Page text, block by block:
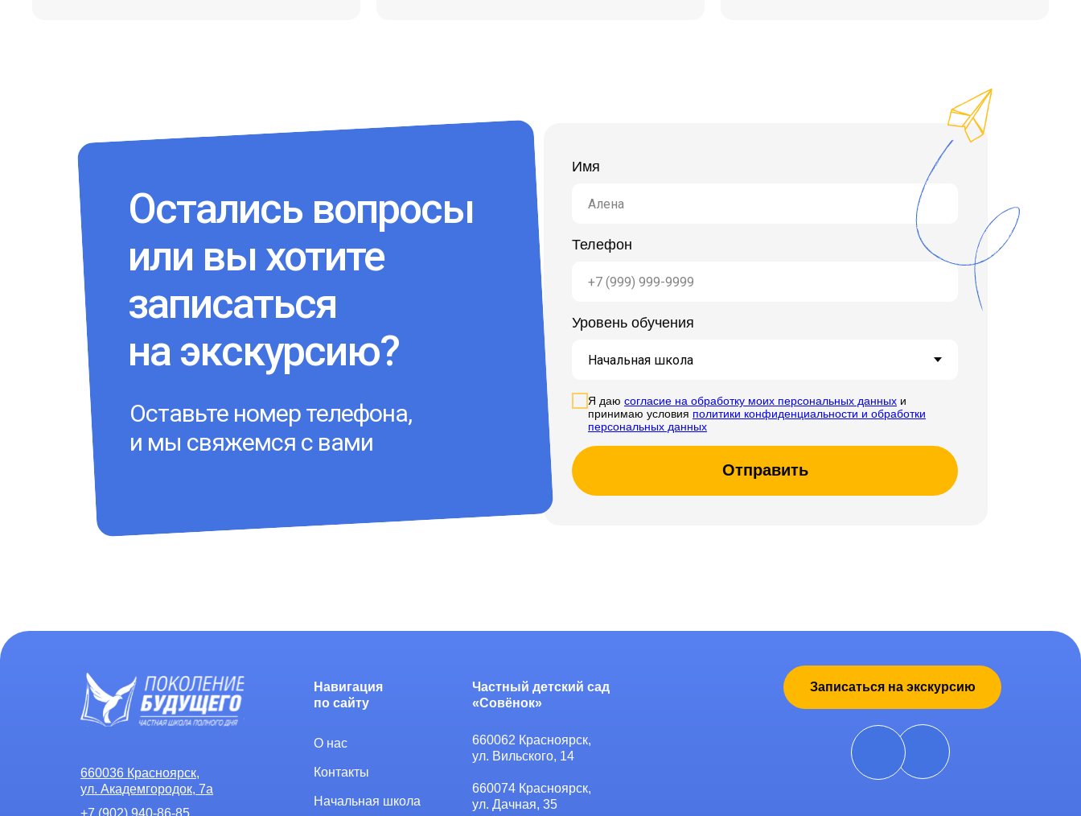
Имя
Телефон
Уровень обучения
Я даю согласие на обработку моих персональных данных и
принимаю условия политики конфиденциальности и обработки
персональных данных
Отправить
Оставьте номер телефона,
и мы свяжемся с вами
Остались вопросы
или вы хотите
записаться
на экскурсию?
Частный детский сад
«Совёнок»
Навигация
по сайту
660074 Красноярск,
ул. Дачная, 35
660062 Красноярск,
ул. Вильского, 14
+7 (902) 940-86-85
Начальная школа
660036 Красноярск,
ул. Академгородок, 7а
Контакты
О нас
Записаться на экскурсию